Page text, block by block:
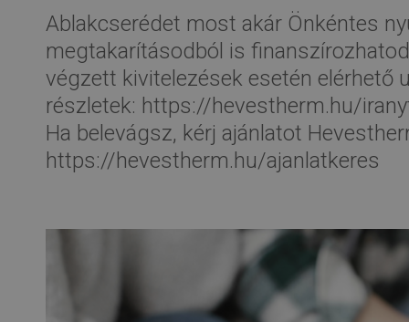
Ablakcserédet most akár Önkéntes
megtakarításodból is
végzett kivitelezések esetén elérhető
részletek: https://hevestherm.hu/
Ha belevágsz, kérj ajánlatot
https://hevestherm.hu/ajanlatkeres